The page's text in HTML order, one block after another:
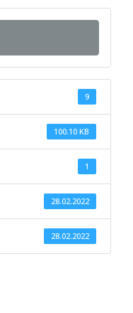
9
100.10 KB
1
28.02.2022
28.02.2022